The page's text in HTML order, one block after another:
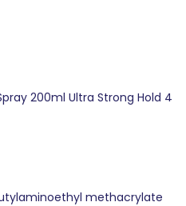
200ml Ultra Strong Hold 4
methacrylate